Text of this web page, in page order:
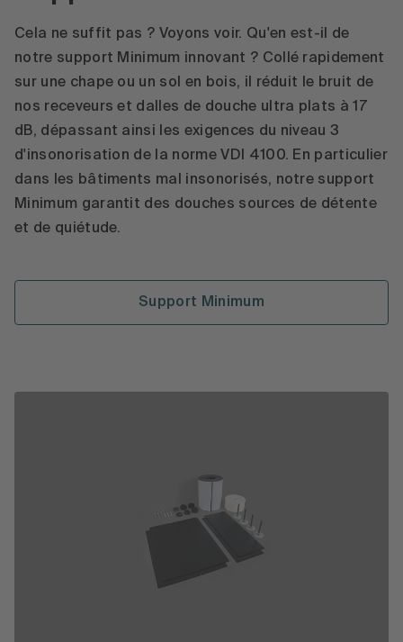
Cela ne suffit pas ? Voyons voir. Qu'en est-il de
notre support Minimum innovant ? Collé rapidement
sur une chape ou un sol en bois, il réduit le bruit de
nos receveurs et dalles de douche ultra plats à 17
dB, dépassant ainsi les exigences du niveau 3
d'insonorisation de la norme VDI 4100. En particulier
dans les bâtiments mal insonorisés, notre support
Minimum garantit des douches sources de détente
et de quiétude.
Support Minimum